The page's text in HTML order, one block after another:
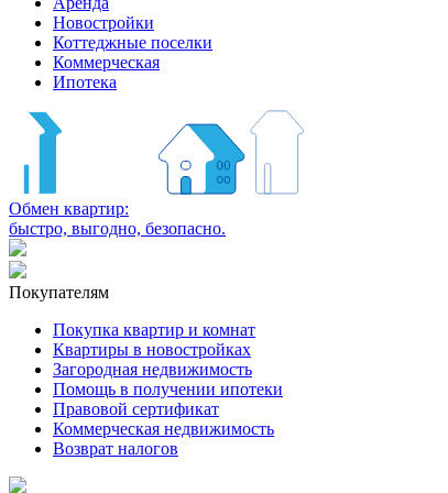
Новостройки
Коттеджные поселки
Коммерческая
Ипотека
Обмен квартир:
быстро, выгодно, безопасно.
Покупателям
Покупка квартир и комнат
Квартиры в новостройках
Загородная недвижимость
Помощь в получении ипотеки
Правовой сертификат
Коммерческая недвижимость
Возврат налогов